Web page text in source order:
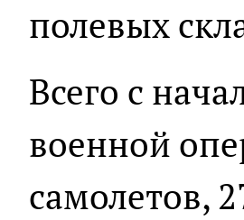
полевых
Всего с
военной
самолетов,